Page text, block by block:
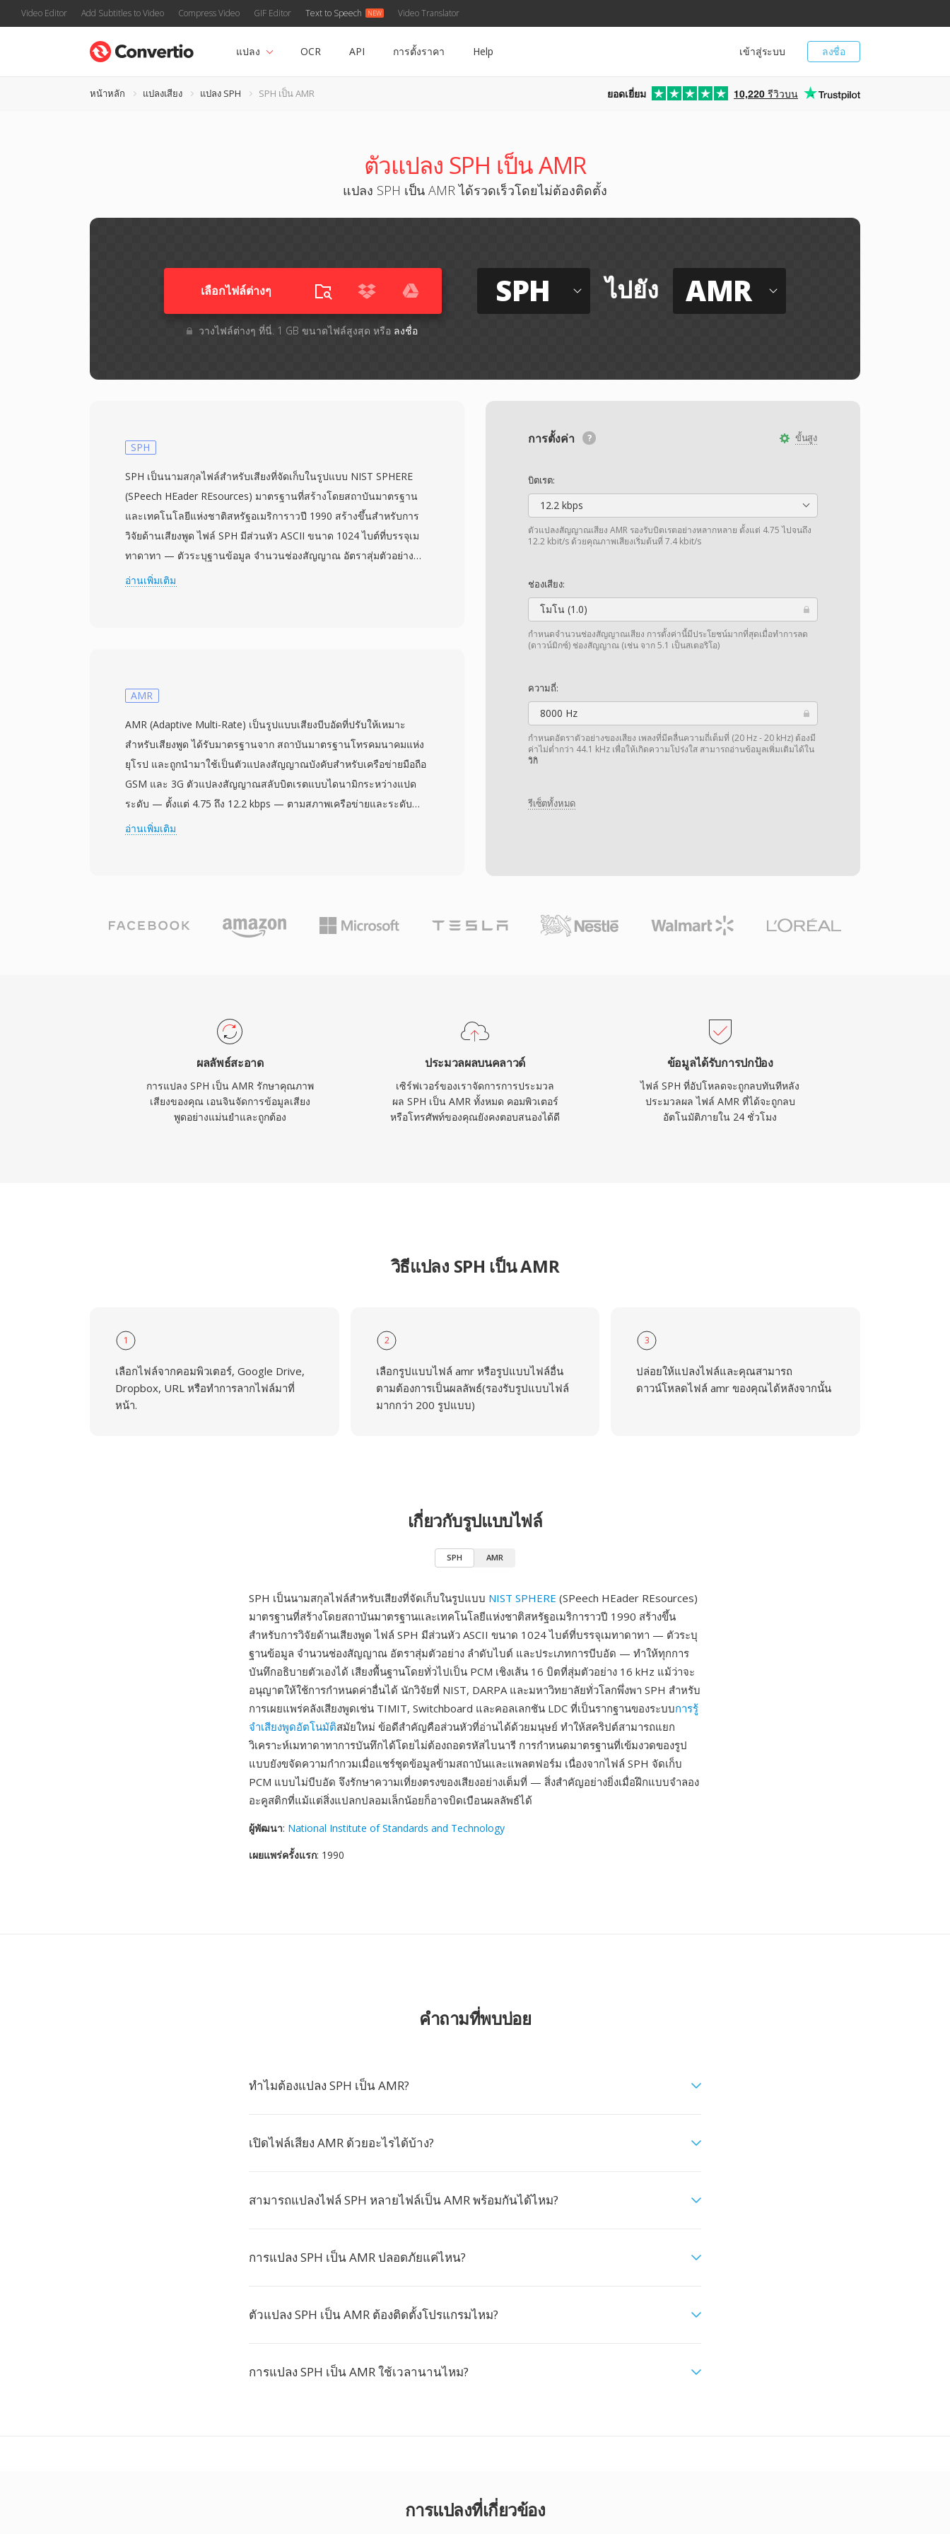
Video Editor Add Subtitles to Video Compress Video GIF Editor Text to Speech Video Translator
ลงชื่อ
เข้าสู่ระบบ
แปลง OCR API การตั้งราคา Help
หน้าหลัก แปลงเสียง แปลง SPH SPH เป็น AMR ยอดเยี่ยม 10,220 รีวิวบน
ตัวแปลง SPH เป็น AMR
แปลง SPH เป็น AMR ได้รวดเร็วโดยไม่ต้องติดตั้ง
เลือกไฟล์ต่างๆ​
วางไฟล์ต่างๆ​ ที่นี่. 1 GB ขนาดไฟล์สูงสุด หรือ ลงชื่อ
SPH ไปยัง AMR
ขั้นสูง
การตั้งค่า
บิตเรต:
12.2 kbps
ตัวแปลงสัญญาณเสียง AMR รองรับบิตเรตอย่างหลากหลาย ตั้งแต่ 4.75 ไปจนถึง
12.2 kbit/s ด้วยคุณภาพเสียงเริ่มต้นที่ 7.4 kbit/s
ช่องเสียง:
โมโน (1.0)
กำหนดจำนวนช่องสัญญาณเสียง การตั้งค่านี้มีประโยชน์มากที่สุดเมื่อทำการลด
(ดาวน์มิกซ์) ช่องสัญญาณ (เช่น จาก 5.1 เป็นสเตอริโอ)
ความถี่:
8000 Hz
กำหนดอัตราตัวอย่างของเสียง เพลงที่มีคลื่นความถี่เต็มที่ (20 Hz - 20 kHz) ต้องมี
ค่าไม่ต่ำกว่า 44.1 kHz เพื่อให้เกิดความโปร่งใส สามารถอ่านข้อมูลเพิ่มเติมได้ใน
วิกิ
รีเซ็ตทั้งหมด
SPH
SPH เป็นนามสกุลไฟล์สำหรับเสียงที่จัดเก็บในรูปแบบ NIST SPHERE
(SPeech HEader REsources) มาตรฐานที่สร้างโดยสถาบันมาตรฐาน
และเทคโนโลยีแห่งชาติสหรัฐอเมริการาวปี 1990 สร้างขึ้นสำหรับการ
วิจัยด้านเสียงพูด ไฟล์ SPH มีส่วนหัว ASCII ขนาด 1024 ไบต์ที่บรรจุเม
ทาดาทา — ตัวระบุฐานข้อมูล จำนวนช่องสัญญาณ อัตราสุ่มตัวอย่าง
ลำดับไบต์ และประเภทการบีบอัด — ทำให้ทุกการบันทึกอธิบายตัวเองได้
ทำให้สคริปต์สามารถแยกวิเคราะห์เมทาดาทาการบันทึกได้โดยไม่ต้อง
กำกวมเมื่อแชร์ชุดข้อมูลข้ามสถาบันและแพลตฟอร์ม เนื่องจากไฟล์ SPH
จัดเก็บ PCM แบบไม่บีบอัด จึงรักษาความเที่ยงตรงของเสียงอย่างเต็มที่
— สิ่งสำคัญอย่างยิ่งเมื่อฝึกแบบจำลองอะคูสติกที่แม้แต่สิ่งแปลกปลอมเล็ก
น้อยก็อาจบิดเบือนผลลัพธ์ได้
อ่านเพิ่มเติม
AMR
AMR (Adaptive Multi-Rate) เป็นรูปแบบเสียงบีบอัดที่ปรับให้เหมาะ
สำหรับเสียงพูด ได้รับมาตรฐานจาก สถาบันมาตรฐานโทรคมนาคมแห่ง
ยุโรป และถูกนำมาใช้เป็นตัวแปลงสัญญาณบังคับสำหรับเครือข่ายมือถือ
GSM และ 3G ตัวแปลงสัญญาณสลับบิตเรตแบบไดนามิกระหว่างแปด
ระดับ — ตั้งแต่ 4.75 ถึง 12.2 kbps — ตามสภาพเครือข่ายและระดับ
เสียงรบกวนพื้นหลัง เมื่อคุณภาพลิงก์ลดลง ตัวเข้ารหัสจะเปลี่ยนไปใช้
12.2 kbps ใช้พื้นที่เพียงประมาณ 90 KB ใช้งานได้จริงสำหรับบันทึกเสียง
วอยซ์เมล และ MMS บนเครือข่ายที่มีแบนด์วิดท์จำกัด อีกข้อดีคือมีการ
ภายใต้สภาพเครือข่ายที่ท้าทาย
อ่านเพิ่มเติม
ผลลัพธ์สะอาด
การแปลง SPH เป็น AMR รักษาคุณภาพ
เสียงของคุณ เอนจินจัดการข้อมูลเสียง
พูดอย่างแม่นยำและถูกต้อง
ประมวลผลบนคลาวด์
เซิร์ฟเวอร์ของเราจัดการการประมวล
ผล SPH เป็น AMR ทั้งหมด คอมพิวเตอร์
หรือโทรศัพท์ของคุณยังคงตอบสนองได้ดี
ข้อมูลได้รับการปกป้อง
ไฟล์ SPH ที่อัปโหลดจะถูกลบทันทีหลัง
ประมวลผล ไฟล์ AMR ที่ได้จะถูกลบ
อัตโนมัติภายใน 24 ชั่วโมง
วิธีแปลง SPH เป็น AMR
1
เลือกไฟล์จากคอมพิวเตอร์, Google Drive,
Dropbox, URL หรือทำการลากไฟล์มาที่
หน้า.
2
เลือกรูปแบบไฟล์ amr หรือรูปแบบไฟล์อื่น
ตามต้องการเป็นผลลัพธ์(รองรับรูปแบบไฟล์
มากกว่า 200 รูปแบบ)
3
ปล่อยให้แปลงไฟล์และคุณสามารถ
ดาวน์โหลดไฟล์ amr ของคุณได้หลังจากนั้น
เกี่ยวกับรูปแบบไฟล์
SPH AMR
SPH เป็นนามสกุลไฟล์สำหรับเสียงที่จัดเก็บในรูปแบบ NIST SPHERE (SPeech HEader REsources)
มาตรฐานที่สร้างโดยสถาบันมาตรฐานและเทคโนโลยีแห่งชาติสหรัฐอเมริการาวปี 1990 สร้างขึ้น
สำหรับการวิจัยด้านเสียงพูด ไฟล์ SPH มีส่วนหัว ASCII ขนาด 1024 ไบต์ที่บรรจุเมทาดาทา — ตัวระบุ
ฐานข้อมูล จำนวนช่องสัญญาณ อัตราสุ่มตัวอย่าง ลำดับไบต์ และประเภทการบีบอัด — ทำให้ทุกการ
บันทึกอธิบายตัวเองได้ เสียงพื้นฐานโดยทั่วไปเป็น PCM เชิงเส้น 16 บิตที่สุ่มตัวอย่าง 16 kHz แม้ว่าจะ
อนุญาตให้ใช้การกำหนดค่าอื่นได้ นักวิจัยที่ NIST, DARPA และมหาวิทยาลัยทั่วโลกพึ่งพา SPH สำหรับ
การเผยแพร่คลังเสียงพูดเช่น TIMIT, Switchboard และคอลเลกชัน LDC ที่เป็นรากฐานของระบบการรู้
จำเสียงพูดอัตโนมัติสมัยใหม่ ข้อดีสำคัญคือส่วนหัวที่อ่านได้ด้วยมนุษย์ ทำให้สคริปต์สามารถแยก
วิเคราะห์เมทาดาทาการบันทึกได้โดยไม่ต้องถอดรหัสไบนารี การกำหนดมาตรฐานที่เข้มงวดของรูป
แบบยังขจัดความกำกวมเมื่อแชร์ชุดข้อมูลข้ามสถาบันและแพลตฟอร์ม เนื่องจากไฟล์ SPH จัดเก็บ
PCM แบบไม่บีบอัด จึงรักษาความเที่ยงตรงของเสียงอย่างเต็มที่ — สิ่งสำคัญอย่างยิ่งเมื่อฝึกแบบจำลอง
อะคูสติกที่แม้แต่สิ่งแปลกปลอมเล็กน้อยก็อาจบิดเบือนผลลัพธ์ได้
ผู้พัฒนา: National Institute of Standards and Technology
เผยแพร่ครั้งแรก: 1990
คำถามที่พบบ่อย
ทำไมต้องแปลง SPH เป็น AMR?
เปิดไฟล์เสียง AMR ด้วยอะไรได้บ้าง?
สามารถแปลงไฟล์ SPH หลายไฟล์เป็น AMR พร้อมกันได้ไหม?
การแปลง SPH เป็น AMR ปลอดภัยแค่ไหน?
ตัวแปลง SPH เป็น AMR ต้องติดตั้งโปรแกรมไหม?
การแปลง SPH เป็น AMR ใช้เวลานานไหม?
การแปลงที่เกี่ยวข้อง